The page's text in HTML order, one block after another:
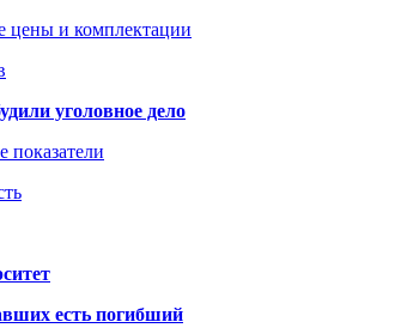
цены и комплектации
уголовное дело
показатели
есть погибший